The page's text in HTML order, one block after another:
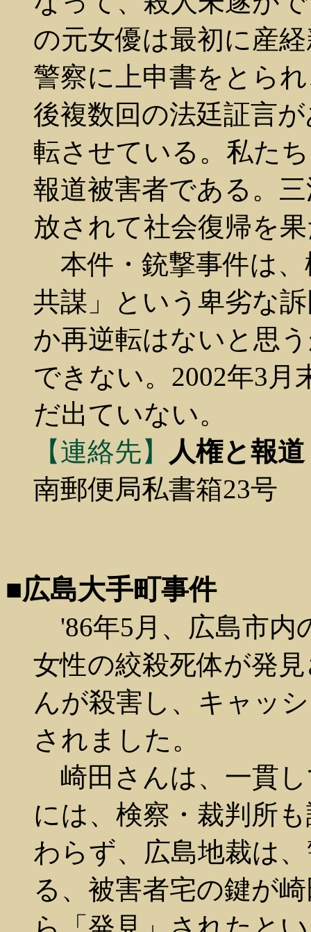
の元女優は最初に産
警察に上申書をとら
後複数回の法廷証言
転させている。私た
報道被害者である。
放されて社会復帰を
本件・銃撃事件は、
共謀」という卑劣な
か再逆転はないと思
できない。2002年3月
だ出ていない。
【連絡先】
人権と報
南郵便局私書箱23号
■広島大手町事件
'86年5月、広島市内
女性の絞殺死体が発
んが殺害し、キャッ
されました。
崎田さんは、一貫し
には、検察・裁判所
わらず、広島地裁は
る、被害者宅の鍵が